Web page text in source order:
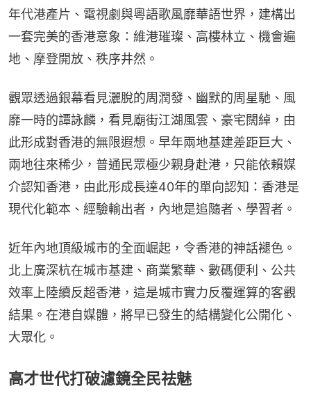
年代港產片、電視劇與粵語歌風靡華語世界，建構出
一套完美的香港意象：維港璀璨、高樓林立、機會遍
地、摩登開放、秩序井然。
觀眾透過銀幕看見灑脫的周潤發、幽默的周星馳、風
靡一時的譚詠麟，看見廟街江湖風雲、豪宅闊綽，由
此形成對香港的無限遐想。早年兩地基建差距巨大、
兩地往來稀少，普通民眾極少親身赴港，只能依賴媒
介認知香港，由此形成長達40年的單向認知：香港是
現代化範本、經驗輸出者，內地是追隨者、學習者。
近年內地頂級城市的全面崛起，令香港的神話褪色。
北上廣深杭在城市基建、商業繁華、數碼便利、公共
效率上陸續反超香港，這是城市實力反覆運算的客觀
結果。在港自媒體，將早已發生的結構變化公開化、
大眾化。
高才世代打破濾鏡全民祛魅